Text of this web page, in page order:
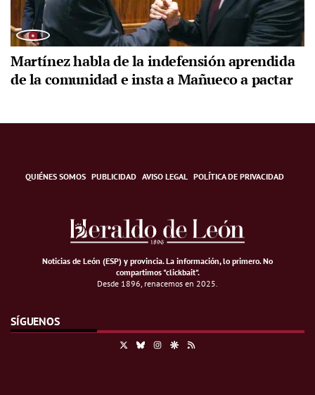
Martínez habla de la indefensión aprendida
de la comunidad e insta a Mañueco a pactar
QUIÉNES SOMOS PUBLICIDAD AVISO LEGAL POLÍTICA DE PRIVACIDAD
Noticias de León (ESP) y provincia. La información, lo primero.No
compartimos "clickbait".
Desde 1896, renacemos en 2025.
SÍGUENOS
BlueskyInstagramGoogle Discover